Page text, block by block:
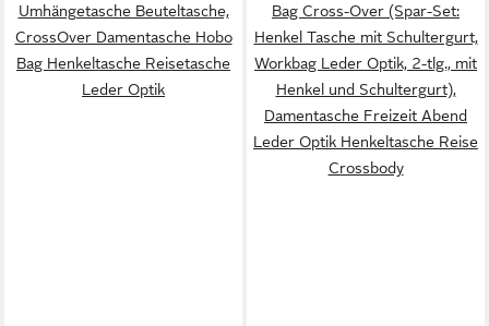
Umhängetasche Beuteltasche,
CrossOver Damentasche Hobo
Bag Henkeltasche Reisetasche
Leder Optik
Bag Cross-Over (Spar-Set:
Henkel Tasche mit Schultergurt,
Workbag Leder Optik, 2-tlg., mit
Henkel und Schultergurt),
Damentasche Freizeit Abend
Leder Optik Henkeltasche Reise
Crossbody